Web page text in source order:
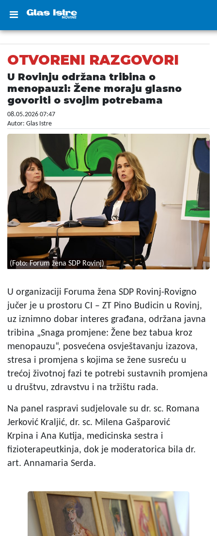
OTVORENI RAZGOVORI
U Rovinju održana tribina o
menopauzi: Žene moraju glasno
govoriti o svojim potrebama
08.05.2026 07:47
Autor: Glas Istre
(Foto: Forum žena SDP Rovinj)
U organizaciji Foruma žena SDP Rovinj-Rovigno
jučer je u prostoru CI – ZT Pino Budicin u Rovinj,
uz iznimno dobar interes građana, održana javna
tribina „Snaga promjene: Žene bez tabua kroz
menopauzu“, posvećena osvještavanju izazova,
stresa i promjena s kojima se žene susreću u
trećoj životnoj fazi te potrebi sustavnih promjena
u društvu, zdravstvu i na tržištu rada.
Na panel raspravi sudjelovale su dr. sc. Romana
Jerković Kraljić, dr. sc. Milena Gašparović
Krpina i Ana Kutija, medicinska sestra i
fizioterapeutkinja, dok je moderatorica bila dr.
art. Annamaria Serda.